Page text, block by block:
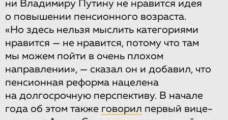
ни Владимиру Путину не нравится идея
о повышении пенсионного возраста.
«Но здесь нельзя мыслить категориями
нравится — не нравится, потому что там
мы можем пойти в очень плохом
направлении», — сказал он и добавил, что
пенсионная реформа нацелена
на долгосрочную перспективу. В начале
года об этом также говорил первый вице-